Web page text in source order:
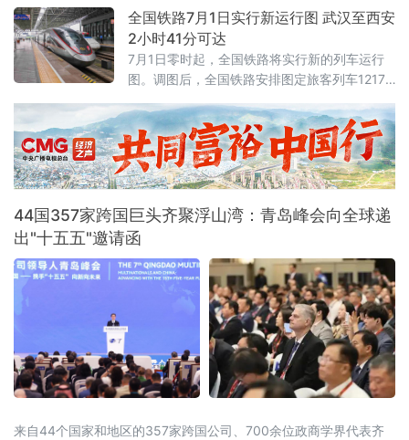
誉印章，成为全场焦点——它被授予辽宁省
2025年最受欢迎网络达人，以此表彰长期深耕
网络阵地、持续输出主流正向声音的优秀创作
者。活动以"微光成炬 清朗同行"为主题，由辽
宁省总工会、辽宁省委网信办联合主办。启动
仪式上，2025年度活动成
全国铁路7月1日实行新运行图 武汉至西安
2小时41分可达
7月1日零时起，全国铁路将实行新的列车运行
图。调图后，全国铁路安排图定旅客列车12174
列，较现图增加111列，铁路客货运输能力、服
务品质和运行效率进一步提升。
44国357家跨国巨头齐聚浮山湾：青岛峰会向全球递
出"十五五"邀请函
来自44个国家和地区的357家跨国公司、700余位政商学界代表齐